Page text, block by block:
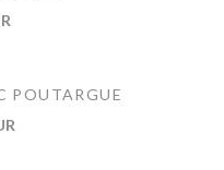
POUTARGUE